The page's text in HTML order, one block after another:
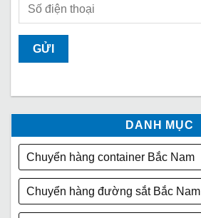
DANH MỤC
Chuyển hàng container Bắc Nam
Chuyển hàng đường sắt Bắc Nam